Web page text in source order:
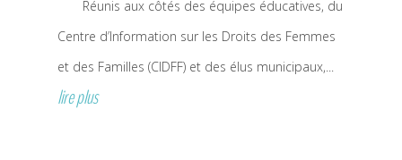
Réunis aux côtés des équipes éducatives, du
Centre d’Information sur les Droits des Femmes
et des Familles (CIDFF) et des élus municipaux,...
lire plus